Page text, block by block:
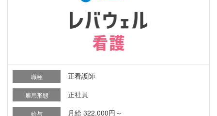
職種 正看護師
雇用形態 正社員
給与 月給 322,000円～